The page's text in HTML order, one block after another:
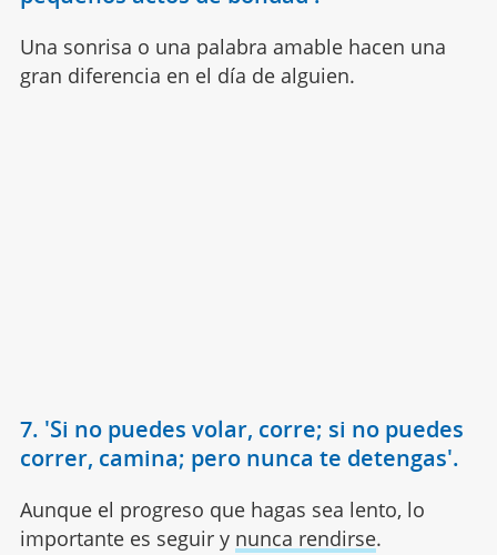
Una sonrisa o una palabra amable hacen una
gran diferencia en el día de alguien.
7. 'Si no puedes volar, corre; si no puedes
correr, camina; pero nunca te detengas'.
Aunque el progreso que hagas sea lento, lo
importante es seguir y nunca rendirse.